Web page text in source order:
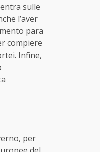
sulle
l’aver
para
compiere
Infine,
per